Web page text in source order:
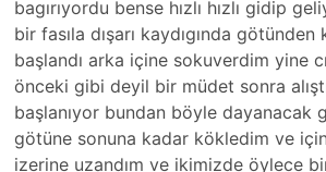
bagırıyordu bense hızlı hızlı gidip
bir fasıla dışarı kaydıgında götünden
başlandı arka içine sokuverdim yine
önceki gibi deyil bir müdet sonra
başlanıyor bundan böyle dayanacak
götüne sonuna kadar kökledim ve
izerine uzandım ve ikimizde öylece